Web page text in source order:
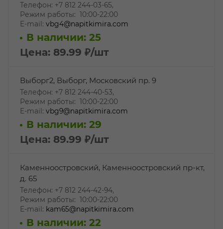
Телефон: +7 812 244-03-65,
Режим работы: 10:00-22:00
E-mail: vbg4@napitkimira.com
В наличии: 25
Цена: 89.99 ₽/шт
Выборг2, Выборг, Московский пр. 9
Телефон: +7 812 244-40-53,
Режим работы: 10:00-22:00
E-mail: vbg9@napitkimira.com
В наличии: 29
Цена: 89.99 ₽/шт
Каменноостровский, Каменноостровский пр-кт,
д. 65
Телефон: +7 812 244-42-94,
Режим работы: 10:00-22:00
E-mail: kam65@napitkimira.com
В наличии: 22